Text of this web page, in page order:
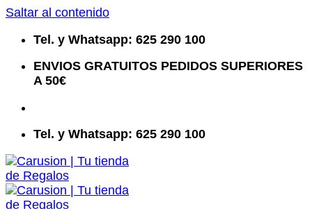
Saltar al contenido
Tel. y Whatsapp: 625 290 100
ENVIOS GRATUITOS PEDIDOS SUPERIORES
A 50€
Tel. y Whatsapp: 625 290 100